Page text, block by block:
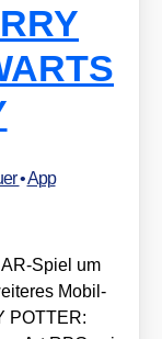
•App
Spiel um
Mobil­
POTTER: